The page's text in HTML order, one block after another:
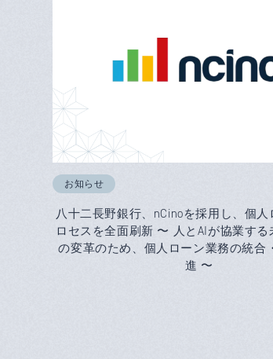
お知らせ
八十二長野銀行、nCinoを採用し、個
ロセスを全面刷新 〜 人とAIが協業す
の変革のため、個人ローン業務の統合
進 〜